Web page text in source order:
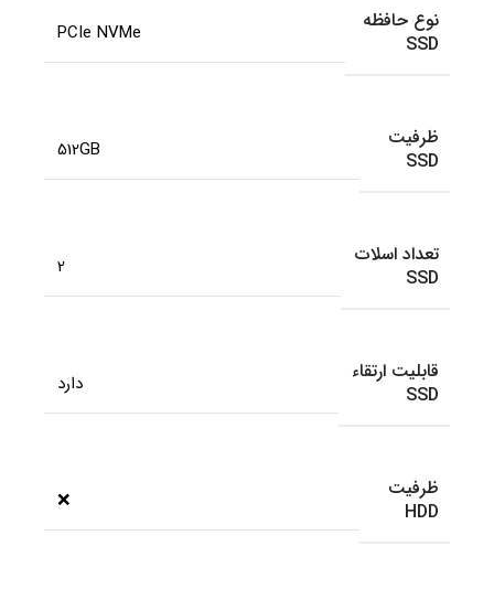
نوع حافظه
SSD
PCIe NVMe
ظرفیت
SSD
512GB
تعداد اسلات
SSD
2
قابلیت ارتقاء
SSD
دارد
ظرفیت
HDD
❌